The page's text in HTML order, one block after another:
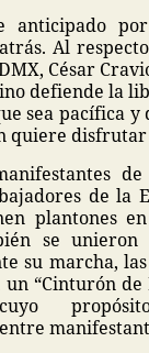
anticipado
Al
César
defiende la
sea pacífica y
quiere
de la
plantones
se
su marcha,
“Cinturón de
cuyo